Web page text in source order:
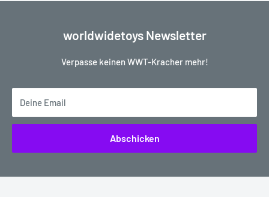
worldwidetoys Newsletter
Verpasse keinen WWT-Kracher mehr!
Deine Email
Abschicken